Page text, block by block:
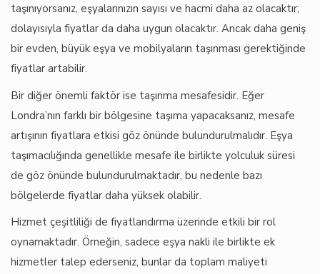
taşınıyorsanız, eşyalarınızın sayısı ve hacmi daha az olacaktır;
dolayısıyla fiyatlar da daha uygun olacaktır. Ancak daha geniş
bir evden, büyük eşya ve mobilyaların taşınması gerektiğinde
fiyatlar artabilir.
Bir diğer önemli faktör ise taşınma mesafesidir. Eğer
Londra’nın farklı bir bölgesine taşıma yapacaksanız, mesafe
artışının fiyatlara etkisi göz önünde bulundurulmalıdır. Eşya
taşımacılığında genellikle mesafe ile birlikte yolculuk süresi
de göz önünde bulundurulmaktadır, bu nedenle bazı
bölgelerde fiyatlar daha yüksek olabilir.
Hizmet çeşitliliği de fiyatlandırma üzerinde etkili bir rol
oynamaktadır. Örneğin, sadece eşya nakli ile birlikte ek
hizmetler talep ederseniz, bunlar da toplam maliyeti